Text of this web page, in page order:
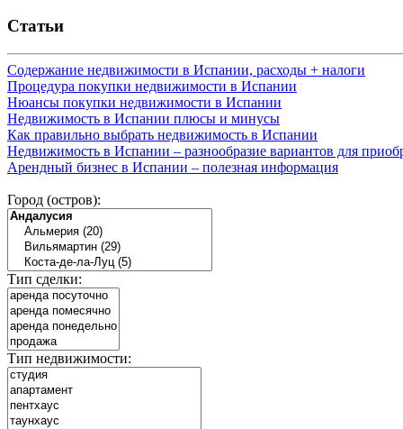
Статьи
Содержание недвижимости в Испании, расходы + налоги
Процедура покупки недвижимости в Испании
Нюансы покупки недвижимости в Испании
Недвижимость в Испании плюсы и минусы
Как правильно выбрать недвижимость в Испании
Недвижимость в Испании – разнообразие вариантов для
Арендный бизнес в Испании – полезная информация
Город (остров):
Тип сделки:
Тип недвижимости: